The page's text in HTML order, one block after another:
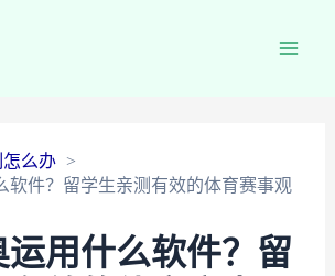
么办
软件？留学生亲测有效的体育赛事观
运用什么软件？留